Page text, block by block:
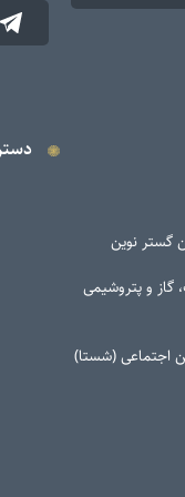
گستر نوین
و پتروشیمی
اجتماعی (شستا)